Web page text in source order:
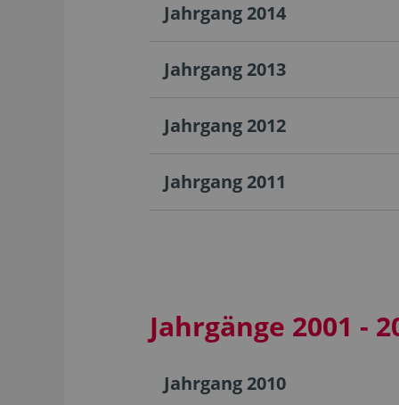
Jahrgang 2014
Jahrgang 2013
Jahrgang 2012
Jahrgang 2011
Jahrgänge 2001 -
Jahrgang 2010